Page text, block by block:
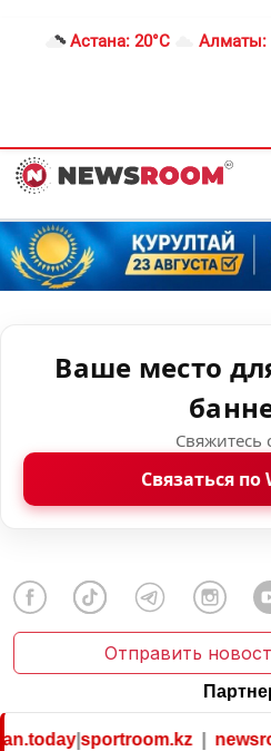
Астана: 20°C Алматы:
Ваше место
Свяжитесь
Связаться по
Отправить
|sportroom.kz|